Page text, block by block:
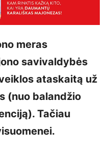
meras
savivaldybės
ataskaitą už
(nuo balandžio
Tačiau